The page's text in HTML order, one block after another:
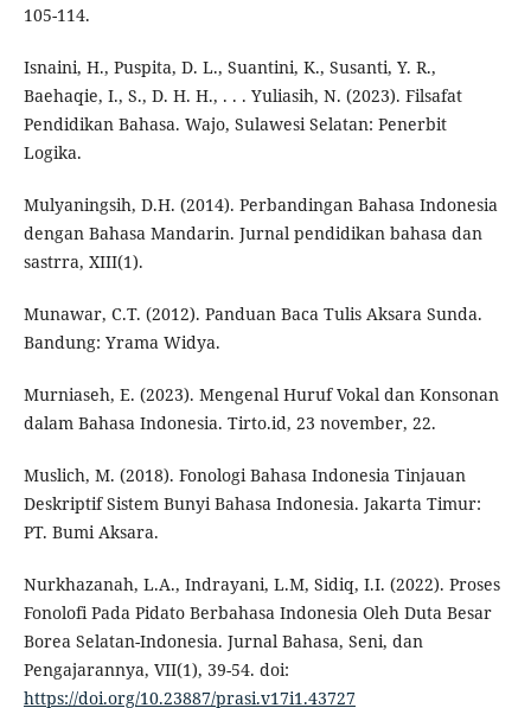
105-114.
Isnaini, H., Puspita, D. L., Suantini, K., Susanti, Y. R.,
Baehaqie, I., S., D. H. H., . . . Yuliasih, N. (2023). Filsafat
Pendidikan Bahasa. Wajo, Sulawesi Selatan: Penerbit
Logika.
Mulyaningsih, D.H. (2014). Perbandingan Bahasa Indonesia
dengan Bahasa Mandarin. Jurnal pendidikan bahasa dan
sastrra, XIII(1).
Munawar, C.T. (2012). Panduan Baca Tulis Aksara Sunda.
Bandung: Yrama Widya.
Murniaseh, E. (2023). Mengenal Huruf Vokal dan Konsonan
dalam Bahasa Indonesia. Tirto.id, 23 november, 22.
Muslich, M. (2018). Fonologi Bahasa Indonesia Tinjauan
Deskriptif Sistem Bunyi Bahasa Indonesia. Jakarta Timur:
PT. Bumi Aksara.
Nurkhazanah, L.A., Indrayani, L.M, Sidiq, I.I. (2022). Proses
Fonolofi Pada Pidato Berbahasa Indonesia Oleh Duta Besar
Borea Selatan-Indonesia. Jurnal Bahasa, Seni, dan
Pengajarannya, VII(1), 39-54. doi:
https://doi.org/10.23887/prasi.v17i1.43727